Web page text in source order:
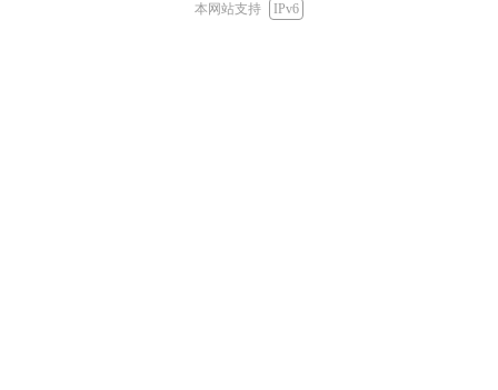
本网站支持 IPv6